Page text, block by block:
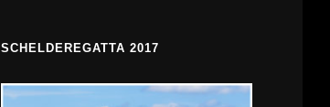
SCHELDEREGATTA 2017